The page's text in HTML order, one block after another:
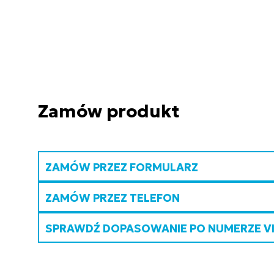
Zamów produkt
ZAMÓW PRZEZ FORMULARZ
ZAMÓW PRZEZ TELEFON
SPRAWDŹ DOPASOWANIE PO NUMERZE